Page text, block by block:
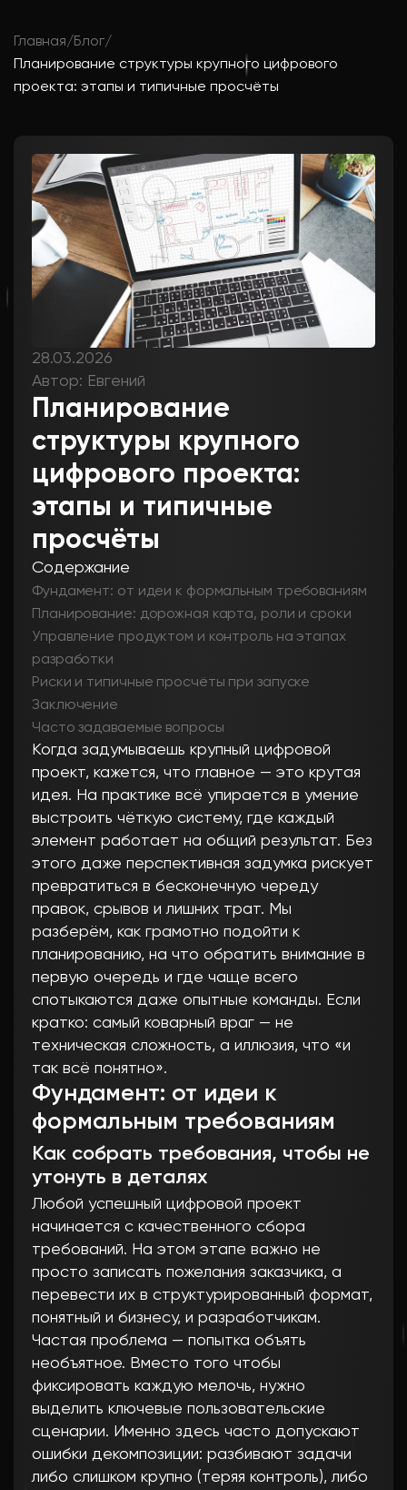
Главная/Блог/
Планирование структуры крупного цифрового
проекта: этапы и типичные просчёты
Автор: Евгений
28.03.2026
Планирование
структуры крупного
цифрового проекта:
этапы и типичные
просчёты
Содержание
Фундамент: от идеи к формальным требованиям
Планирование: дорожная карта, роли и сроки
Управление продуктом и контроль на этапах
разработки
Риски и типичные просчёты при запуске
Заключение
Часто задаваемые вопросы
Когда задумываешь крупный цифровой
проект, кажется, что главное — это крутая
идея. На практике всё упирается в умение
выстроить чёткую систему, где каждый
элемент работает на общий результат. Без
этого даже перспективная задумка рискует
превратиться в бесконечную череду
правок, срывов и лишних трат. Мы
разберём, как грамотно подойти к
планированию, на что обратить внимание в
первую очередь и где чаще всего
спотыкаются даже опытные команды. Если
кратко: самый коварный враг — не
техническая сложность, а иллюзия, что «и
так всё понятно».
Фундамент: от идеи к
формальным требованиям
Как собрать требования, чтобы не
утонуть в деталях
Любой успешный цифровой проект
начинается с качественного сбора
требований. На этом этапе важно не
просто записать пожелания заказчика, а
перевести их в структурированный формат,
понятный и бизнесу, и разработчикам.
Частая проблема — попытка объять
необъятное. Вместо того чтобы
фиксировать каждую мелочь, нужно
выделить ключевые пользовательские
сценарии. Именно здесь часто допускают
ошибки декомпозиции: разбивают задачи
либо слишком крупно (теряя контроль), либо